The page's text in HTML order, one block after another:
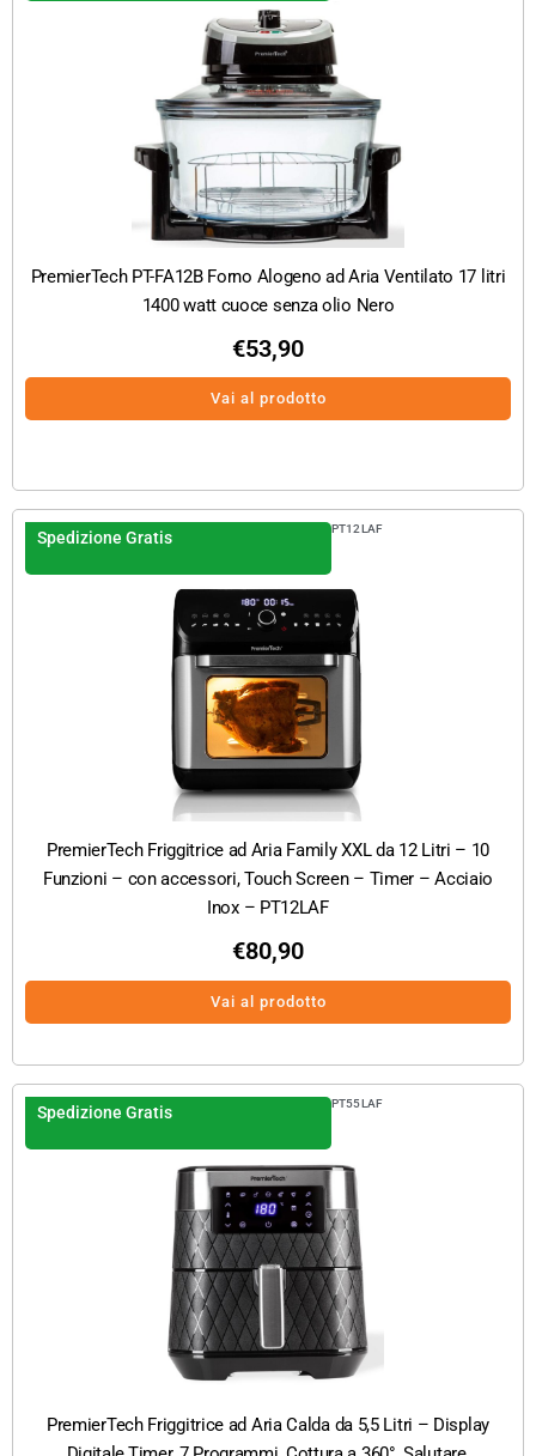
PremierTech PT-FA12B Forno Alogeno ad Aria Ventilato 17 litri
1400 watt cuoce senza olio Nero
€53,90
Vai al prodotto
Spedizione Gratis PT12LAF
PremierTech Friggitrice ad Aria Family XXL da 12 Litri – 10
Funzioni – con accessori, Touch Screen – Timer – Acciaio
Inox – PT12LAF
€80,90
Vai al prodotto
Spedizione Gratis PT55LAF
PremierTech Friggitrice ad Aria Calda da 5,5 Litri – Display